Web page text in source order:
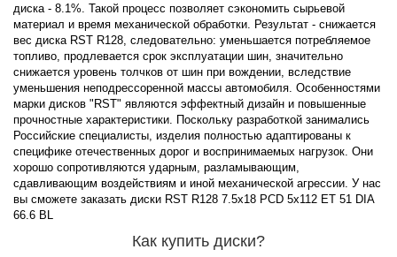
диска - 8.1%. Такой процесс позволяет сэкономить сырьевой
материал и время механической обработки. Результат - снижается
вес диска RST R128, следовательно: уменьшается потребляемое
топливо, продлевается срок эксплуатации шин, значительно
снижается уровень толчков от шин при вождении, вследствие
уменьшения неподрессоренной массы автомобиля. Особенностями
марки дисков "RST" являются эффектный дизайн и повышенные
прочностные характеристики. Поскольку разработкой занимались
Российские специалисты, изделия полностью адаптированы к
специфике отечественных дорог и воспринимаемых нагрузок. Они
хорошо сопротивляются ударным, разламывающим,
сдавливающим воздействиям и иной механической агрессии. У нас
вы сможете заказать диски RST R128 7.5x18 PCD 5x112 ET 51 DIA
66.6 BL
Как купить диски?